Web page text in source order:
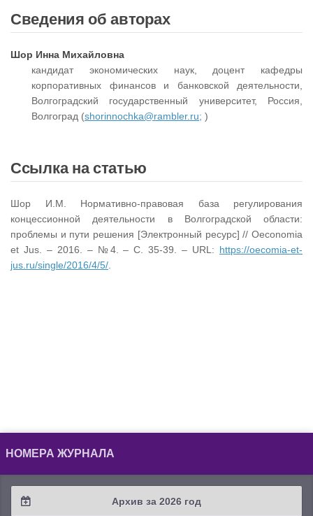
Сведения об авторах
Шор Инна Михайловна
кандидат экономических наук, доцент кафедры
корпоративных финансов и банковской деятельности,
Волгоградский государственный университет, Россия,
Волгоград (shorinnochka@rambler.ru; )
Ссылка на статью
Шор И.М. Нормативно-правовая база регулирования
концессионной деятельности в Волгоградской области:
проблемы и пути решения [Электронный ресурс] // Oeconomia
et Jus. – 2016. – №4. – С. 35-39. – URL: https://oecomia-et-
jus.ru/single/2016/4/5/
НОМЕРА ЖУРНАЛА
Архив за 2026 год